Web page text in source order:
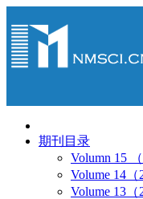
期刊目录
Volumn 15 （
Volume 14（
Volume 13（